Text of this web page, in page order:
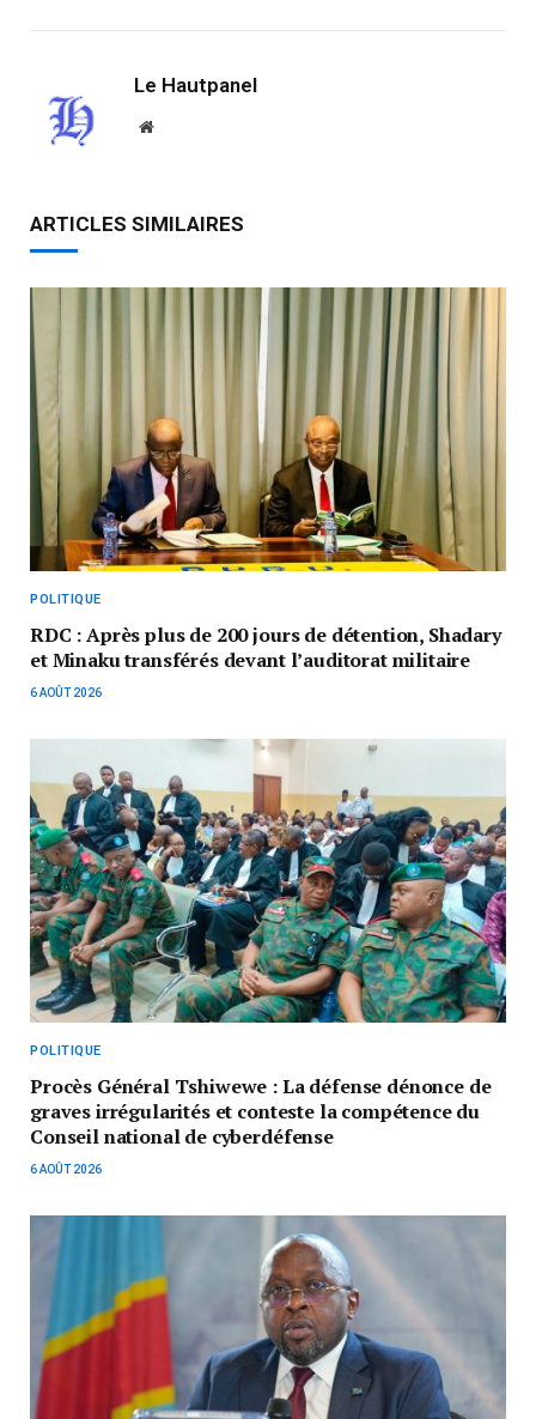
Le Hautpanel
Website
ARTICLES SIMILAIRES
POLITIQUE
RDC : Après plus de 200 jours de détention, Shadary
et Minaku transférés devant l’auditorat militaire
6 AOÛT 2026
POLITIQUE
Procès Général Tshiwewe : La défense dénonce de
graves irrégularités et conteste la compétence du
Conseil national de cyberdéfense
6 AOÛT 2026